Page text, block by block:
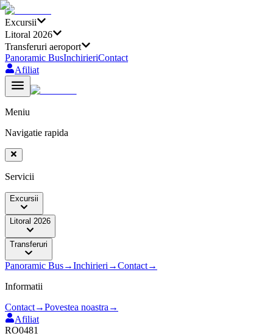
Excursii
Litoral 2026
Transferuri aeroport
Panoramic BusInchirieriContact
Afiliat
Meniu
Navigatie rapida
Servicii
Excursii
Litoral 2026
Transferuri
Panoramic Bus→Inchirieri →Contact→
Informatii
Contact→Povestea noastra →
Afiliat
RO0481